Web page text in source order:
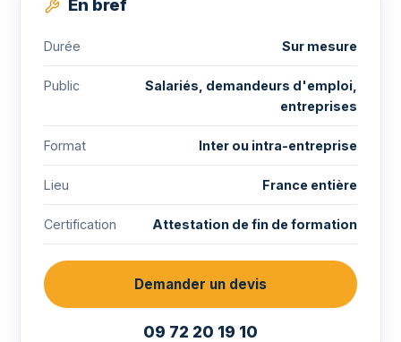
En bref
Durée Sur mesure
Public
Salariés, demandeurs d'emploi,
entreprises
Format Inter ou intra-entreprise
Lieu France entière
Certification Attestation de fin de formation
Demander un devis
09 72 20 19 10